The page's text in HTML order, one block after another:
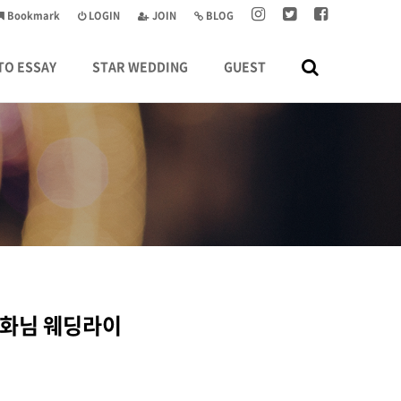
BLOG
JOIN
LOGIN
Bookmark
ESSAY STAR WEDDING GUEST
님 웨딩라이